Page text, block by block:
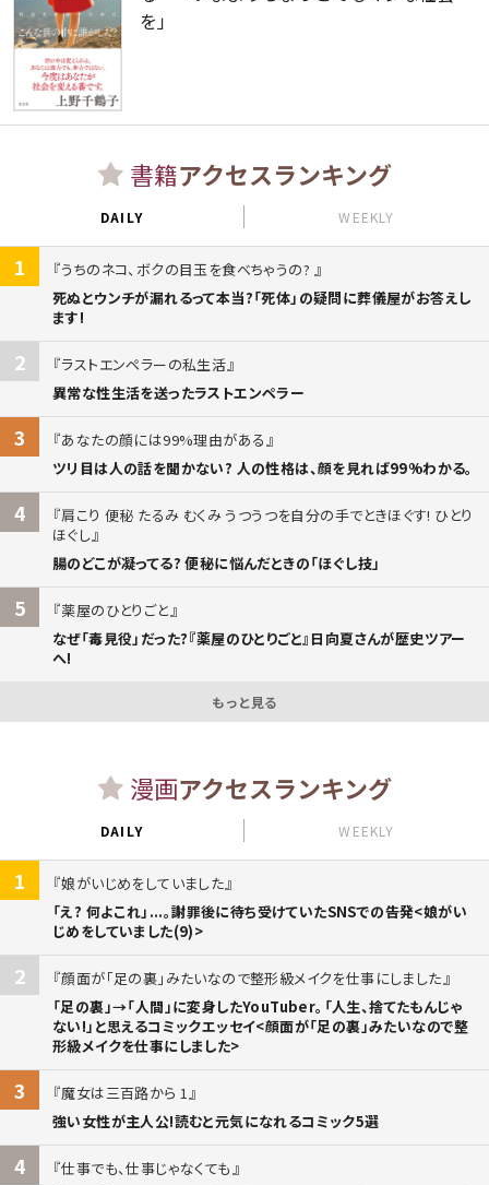
を」
書籍アクセスランキング
DAILY WEEKLY
1
うちのネコ、ボクの目玉を食べちゃうの?
死ぬとウンチが漏れるって本当?「死体」の疑問に葬儀屋がお答えし
ます!
2
ラストエンペラーの私生活
異常な性生活を送ったラストエンペラー
3
あなたの顔には99%理由がある
ツリ目は人の話を聞かない? 人の性格は、顔を見れば99%わかる。
4
肩こり 便秘 たるみ むくみ うつうつを自分の手でときほぐす! ひとり
ほぐし
腸のどこが凝ってる? 便秘に悩んだときの「ほぐし技」
5
薬屋のひとりごと
なぜ「毒見役」だった?『薬屋のひとりごと』日向夏さんが歴史ツアー
へ!
もっと見る
漫画アクセスランキング
DAILY WEEKLY
1
娘がいじめをしていました
「え? 何よこれ」...。謝罪後に待ち受けていたSNSでの告発<娘がい
じめをしていました(9)>
2
顔面が「足の裏」みたいなので整形級メイクを仕事にしました
「足の裏」→「人間」に変身したYouTuber。「人生、捨てたもんじゃ
ない!」と思えるコミックエッセイ<顔面が「足の裏」みたいなので整
形級メイクを仕事にしました>
3
魔女は三百路から 1
強い女性が主人公!読むと元気になれるコミック5選
4
仕事でも、仕事じゃなくても